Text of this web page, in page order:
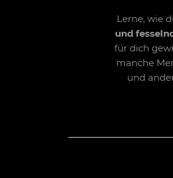
Lerne, wie
und
für dich
manche
und